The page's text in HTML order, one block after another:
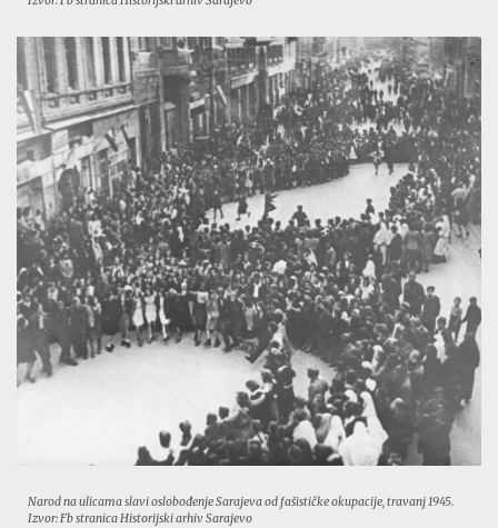
Narod na ulicama slavi oslobođenje Sarajeva od fašističke okupacije, travanj 1945.
Izvor: Fb stranica Historijski arhiv Sarajevo